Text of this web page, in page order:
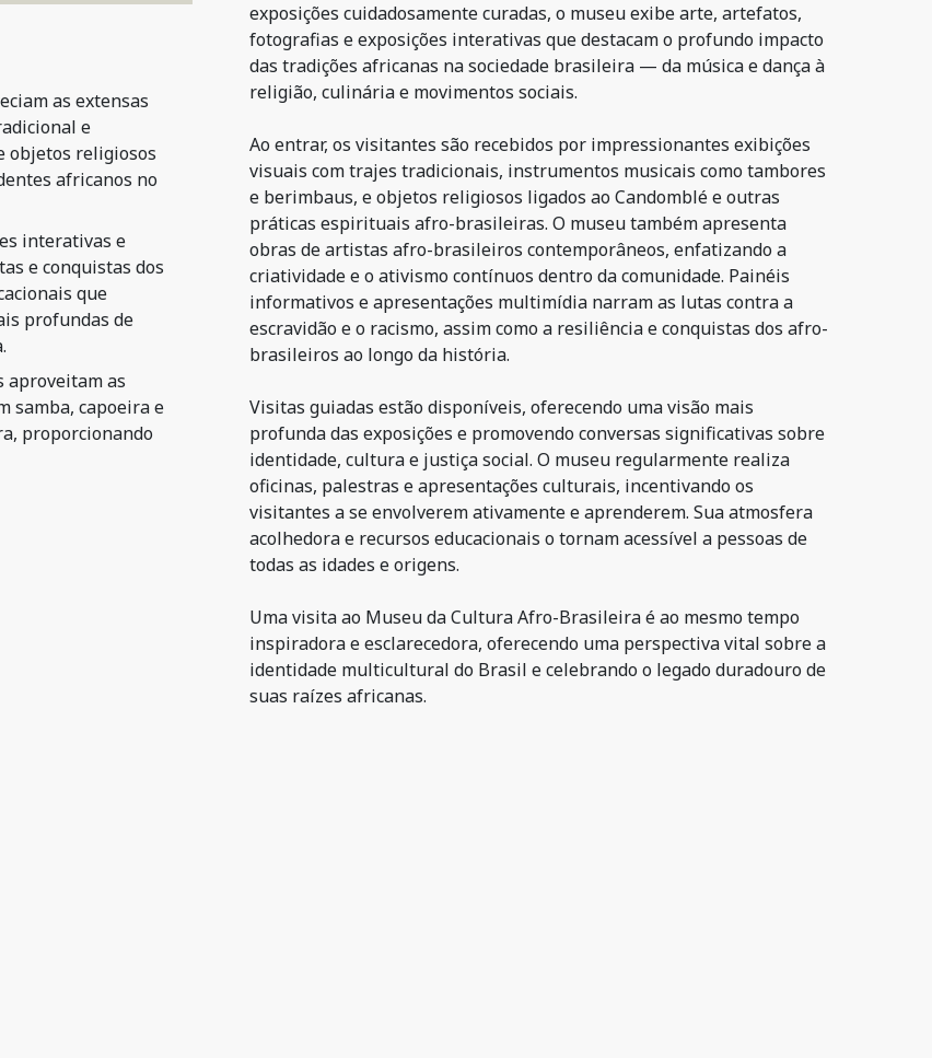
as extensas
e
objetos religiosos
africanos no
interativas e
e conquistas dos
que
profundas de
aproveitam as
samba, capoeira e
proporcionando
exposições cuidadosamente curadas, o museu exibe arte, artefatos,
fotografias e exposições interativas que destacam o profundo impacto
das tradições africanas na sociedade brasileira — da música e dança à
religião, culinária e movimentos sociais.
Ao entrar, os visitantes são recebidos por impressionantes exibições
visuais com trajes tradicionais, instrumentos musicais como tambores
e berimbaus, e objetos religiosos ligados ao Candomblé e outras
práticas espirituais afro-brasileiras. O museu também apresenta
obras de artistas afro-brasileiros contemporâneos, enfatizando a
criatividade e o ativismo contínuos dentro da comunidade. Painéis
informativos e apresentações multimídia narram as lutas contra a
escravidão e o racismo, assim como a resiliência e conquistas dos afro-
brasileiros ao longo da história.
Visitas guiadas estão disponíveis, oferecendo uma visão mais
profunda das exposições e promovendo conversas significativas sobre
identidade, cultura e justiça social. O museu regularmente realiza
oficinas, palestras e apresentações culturais, incentivando os
visitantes a se envolverem ativamente e aprenderem. Sua atmosfera
acolhedora e recursos educacionais o tornam acessível a pessoas de
todas as idades e origens.
Uma visita ao Museu da Cultura Afro-Brasileira é ao mesmo tempo
inspiradora e esclarecedora, oferecendo uma perspectiva vital sobre a
identidade multicultural do Brasil e celebrando o legado duradouro de
suas raízes africanas.